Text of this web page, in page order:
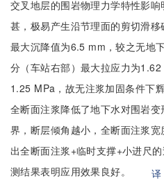
交叉地层的围岩物理力学特性影
甚，极易产生沿节理面的剪切滑
最大沉降值为6.5 mm，较之无地
分（车站右部）最大拉应力为
1.25 MPa，故无注浆加固条件下
全断面注浆降低了地下水对围岩
界，断层倾角越小，全断面注浆
出全断面注浆+临时支撑+小进尺
测结果表明应用效果良好。
译